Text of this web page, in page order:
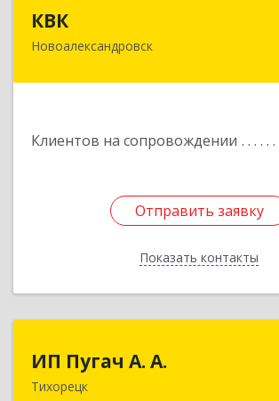
КВК
Новоалександровск
Клиентов на сопровождении
Отправить заявку
Показать контакты
Отправить заявку
Назад
ИП Пугач А. А.
Тихорецк
352114, Краснодарский край,